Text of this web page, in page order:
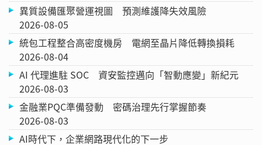
異質設備匯聚營運視圖 預測維護降失效風險
2026-08-05
統包工程整合高密度機房 電網至晶片降低轉換損耗
2026-08-04
AI 代理進駐 SOC 資安監控邁向「智動應變」新紀元
2026-08-03
金融業PQC準備發動 密碼治理先行掌握節奏
2026-08-03
AI時代下，企業網路現代化的下一步